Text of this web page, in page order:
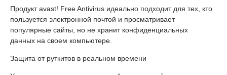
Продукт avast! Free Antivirus идеально подходит для тех, кто
пользуется электронной почтой и просматривает
популярные сайты, но не хранит конфиденциальных
данных на своем компьютере.
Защита от руткитов в реальном времени